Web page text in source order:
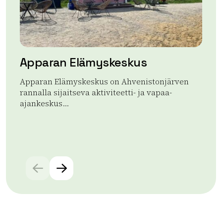
Apparan Elämyskeskus
Apparan Elämyskeskus on Ahvenistonjärven
rannalla sijaitseva aktiviteetti- ja vapaa-
ajankeskus...